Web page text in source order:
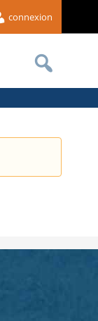
connexion